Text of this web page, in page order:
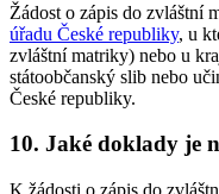
Žádost o zápis do zvláštní
úřadu České republiky, u
zvláštní matriky) nebo u
státoobčanský slib nebo
České republiky.
10. Jaké doklady je
K žádosti o zápis do